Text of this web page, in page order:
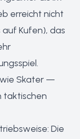
erreicht nicht
Kufen), das
wie Skater —
taktischen
Die